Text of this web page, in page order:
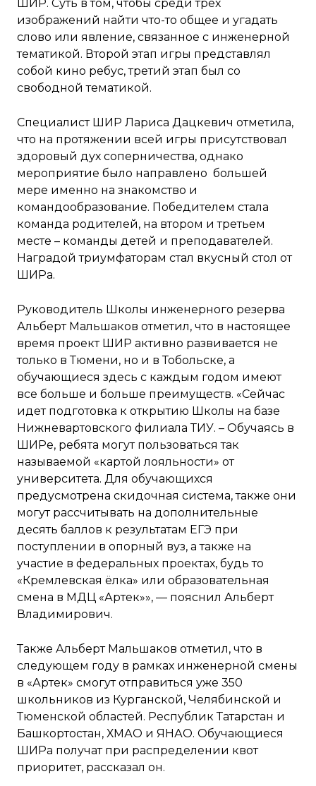
ШИР. Суть в том, чтобы среди трех
изображений найти что-то общее и угадать
слово или явление, связанное с инженерной
тематикой. Второй этап игры представлял
собой кино ребус, третий этап был со
свободной тематикой.
Специалист ШИР Лариса Дацкевич отметила,
что на протяжении всей игры присутствовал
здоровый дух соперничества, однако
мероприятие было направлено большей
мере именно на знакомство и
командообразование. Победителем стала
команда родителей, на втором и третьем
месте – команды детей и преподавателей.
Наградой триумфаторам стал вкусный стол от
ШИРа.
Руководитель Школы инженерного резерва
Альберт Мальшаков отметил, что в настоящее
время проект ШИР активно развивается не
только в Тюмени, но и в Тобольске, а
обучающиеся здесь с каждым годом имеют
все больше и больше преимуществ. «Сейчас
идет подготовка к открытию Школы на базе
Нижневартовского филиала ТИУ. – Обучаясь в
ШИРе, ребята могут пользоваться так
называемой «картой лояльности» от
университета. Для обучающихся
предусмотрена скидочная система, также они
могут рассчитывать на дополнительные
десять баллов к результатам ЕГЭ при
поступлении в опорный вуз, а также на
участие в федеральных проектах, будь то
«Кремлевская ёлка» или образовательная
смена в МДЦ «Артек»», — пояснил Альберт
Владимирович.
Также Альберт Мальшаков отметил, что в
следующем году в рамках инженерной смены
в «Артек» смогут отправиться уже 350
школьников из Курганской, Челябинской и
Тюменской областей. Республик Татарстан и
Башкортостан, ХМАО и ЯНАО. Обучающиеся
ШИРа получат при распределении квот
приоритет, рассказал он.